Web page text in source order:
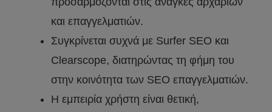
και επαγγελματιών.
Συγκρίνεται συχνά με Surfer SEO και
Clearscope, διατηρώντας τη φήμη του
στην κοινότητα των SEO επαγγελματιών.
Η εμπειρία χρήστη είναι θετική,